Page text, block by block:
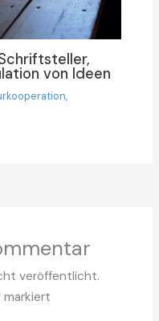
von Ideen
,
veröffentlicht.
markiert